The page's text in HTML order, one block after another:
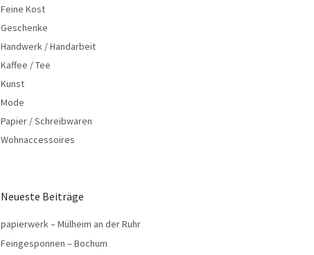
Feine Kost
Geschenke
Handwerk / Handarbeit
Kaffee / Tee
Kunst
Mode
Papier / Schreibwaren
Wohnaccessoires
Neueste Beiträge
papierwerk – Mülheim an der Ruhr
Feingesponnen – Bochum